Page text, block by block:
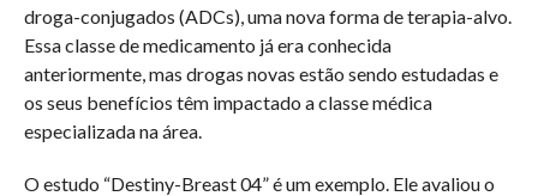
droga-conjugados (ADCs), uma nova forma de terapia-alvo.
Essa classe de medicamento já era conhecida
anteriormente, mas drogas novas estão sendo estudadas e
os seus benefícios têm impactado a classe médica
especializada na área.
O estudo “Destiny-Breast 04” é um exemplo. Ele avaliou o